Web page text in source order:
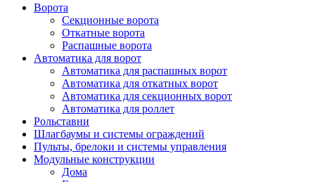
Ворота
Секционные ворота
Откатные ворота
Распашные ворота
Автоматика для ворот
Автоматика для распашных ворот
Автоматика для откатных ворот
Автоматика для секционных ворот
Автоматика для роллет
Рольставни
Шлагбаумы и системы ограждений
Пульты, брелоки и системы управления
Модульные конструкции
Дома